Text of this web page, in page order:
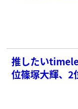
推したい
位篠塚大輝、2